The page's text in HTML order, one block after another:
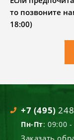
то позвоните
18:00)
+7 (495)
Пн-Пт: 09:00 -